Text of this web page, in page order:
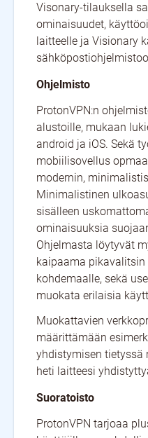
Visonary-tilauksella
ominaisuudet,
laitteelle ja Visionary
Ohjelmisto
ProtonVPN:n
alustoille, mukaan
android ja iOS. Sekä
mobiilisovellus
modernin,
Minimalistinen
sisälleen
ominaisuuksia
Ohjelmasta löytyvät
kaipaama
kohdemaalle, sekä
muokata erilaisia
Muokattavien
määrittämään
yhdistymisen tietyssä
heti laitteesi
Suoratoisto
ProtonVPN tarjoaa